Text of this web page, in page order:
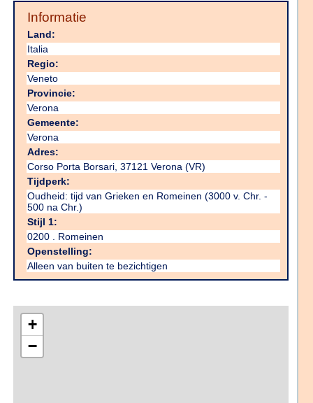
Informatie
Land:
Italia
Regio:
Veneto
Provincie:
Verona
Gemeente:
Verona
Adres:
Corso Porta Borsari, 37121 Verona (VR)
Tijdperk:
Oudheid: tijd van Grieken en Romeinen (3000 v. Chr. -
500 na Chr.)
Stijl 1:
0200 . Romeinen
Openstelling:
Alleen van buiten te bezichtigen
+
−